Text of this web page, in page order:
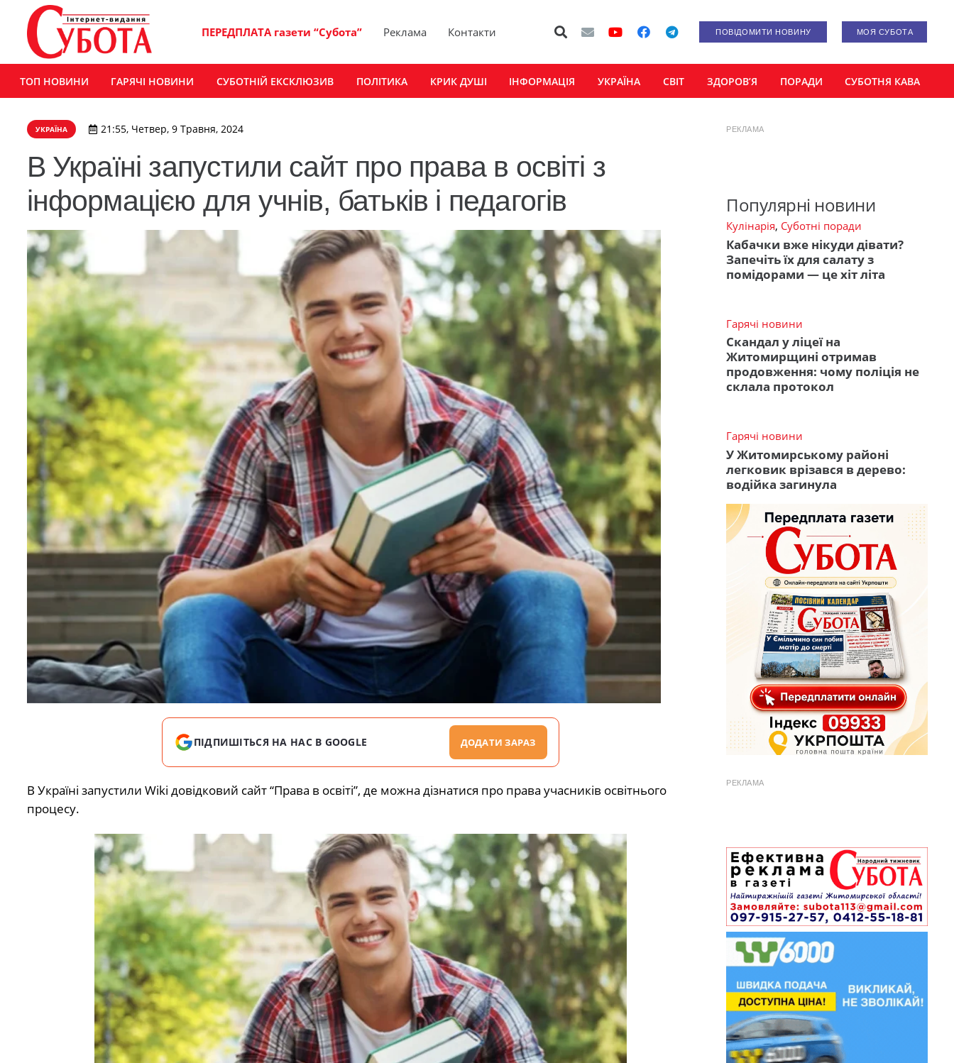
ПЕРЕДПЛАТА газети “Субота” Реклама Контакти ПОВІДОМИТИ НОВИНУ МОЯ СУБОТА
ТОП НОВИНИ ГАРЯЧІ НОВИНИ СУБОТНІЙ ЕКСКЛЮЗИВ ПОЛІТИКА КРИК ДУШІ ІНФОРМАЦІЯ УКРАЇНА СВІТ ЗДОРОВ’Я ПОРАДИ СУБОТНЯ КАВА
УКРАЇНА 21:55, Четвер, 9 Травня, 2024
В Україні запустили сайт про права в освіті з
інформацією для учнів, батьків і педагогів
ПІДПИШІТЬСЯ НА НАС В GOOGLE ДОДАТИ ЗАРАЗ
В Україні запустили Wiki довідковий сайт “Права в освіті”, де можна дізнатися про права учасників освітнього
процесу.
РЕКЛАМА
Популярні новини
Кулінарія, Суботні поради
Кабачки вже нікуди дівати?
Запечіть їх для салату з
помідорами — це хіт літа
Гарячі новини
Скандал у ліцеї на
Житомирщині отримав
продовження: чому поліція не
склала протокол
Гарячі новини
У Житомирському районі
легковик врізався в дерево:
водійка загинула
РЕКЛАМА